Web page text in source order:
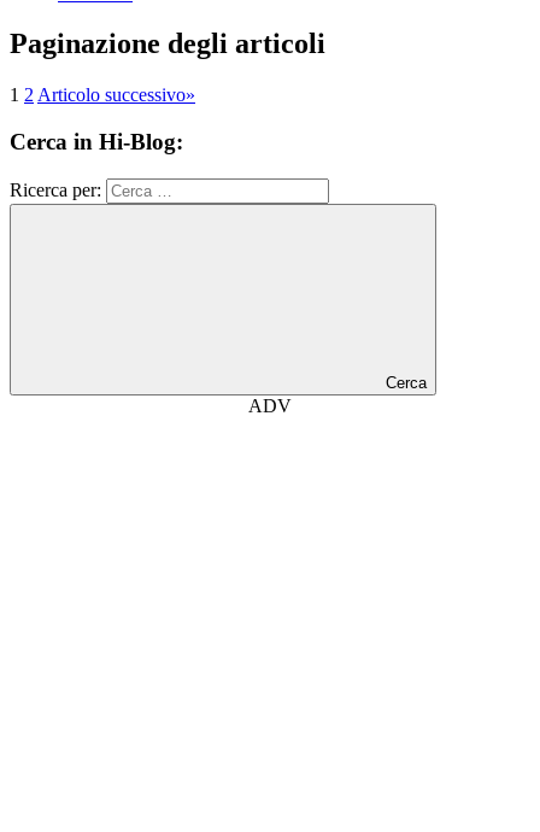
Paginazione degli articoli
1 2 Articolo successivo»
Cerca in Hi-Blog:
Ricerca per:
Cerca
ADV